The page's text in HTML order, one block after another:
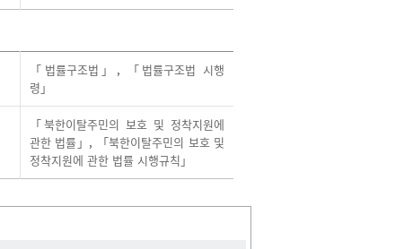
「법률구조법」 , 「법률구조법 시행
령」
「북한이탈주민의 보호 및 정착지원에
관한 법률」 , 「북한이탈주민의 보호 및
정착지원에 관한 법률 시행규칙」